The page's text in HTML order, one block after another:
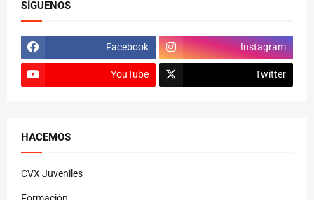
SÍGUENOS
Facebook Instagram
YouTube Twitter
HACEMOS
CVX Juveniles